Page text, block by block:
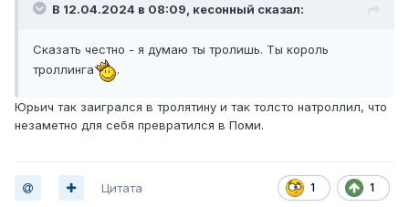
В 12.04.2024 в 08:09, кесонный сказал:
Сказать честно - я думаю ты тролишь. Ты король
троллинга
.
Юрьич так заигрался в тролятину и так толсто натроллил, что
незаметно для себя превратился в Поми.
1 1
Цитата